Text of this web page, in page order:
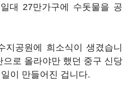
일대 27만가구에 수돗물을 공
지공원에 희소식이 생겼습니
으로 올라야만 했던 중구 신당
이 만들어진 겁니다.